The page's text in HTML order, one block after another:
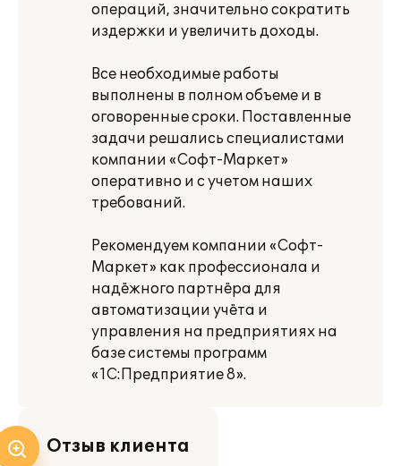
операций, значительно сократить
издержки и увеличить доходы.
Все необходимые работы
выполнены в полном объеме и в
оговоренные сроки. Поставленные
задачи решались специалистами
компании «Софт-Маркет»
оперативно и с учетом наших
требований.
Рекомендуем компании «Софт-
Маркет» как профессионала и
надёжного партнёра для
автоматизации учёта и
управления на предприятиях на
базе системы программ
«1С:Предприятие 8».
Отзыв клиента